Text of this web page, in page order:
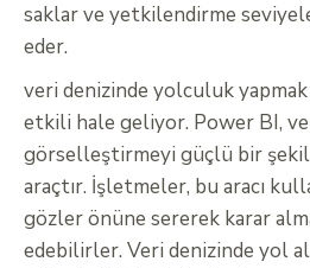
saklar ve yetkilendirme
eder.
veri denizinde yolculuk
etkili hale geliyor. Power BI,
görselleştirmeyi güçlü bir
araçtır. İşletmeler, bu aracı
gözler önüne sererek karar
edebilirler. Veri denizinde yol